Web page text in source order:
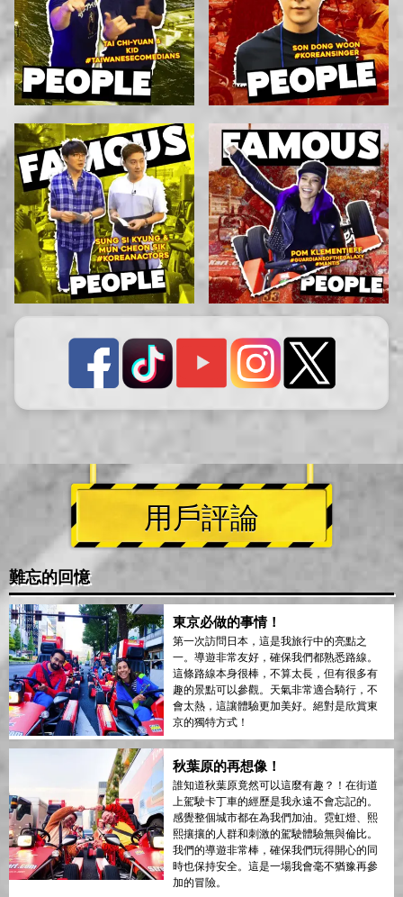
用戶評論
難忘的回憶
東京必做的事情！
第一次訪問日本，這是我旅行中的亮點之
一。導遊非常友好，確保我們都熟悉路線。
這條路線本身很棒，不算太長，但有很多有
趣的景點可以參觀。天氣非常適合騎行，不
會太熱，這讓體驗更加美好。絕對是欣賞東
京的獨特方式！
秋葉原的再想像！
誰知道秋葉原竟然可以這麼有趣？！在街道
上駕駛卡丁車的經歷是我永遠不會忘記的。
感覺整個城市都在為我們加油。霓虹燈、熙
熙攘攘的人群和刺激的駕駛體驗無與倫比。
我們的導遊非常棒，確保我們玩得開心的同
時也保持安全。這是一場我會毫不猶豫再參
加的冒險。